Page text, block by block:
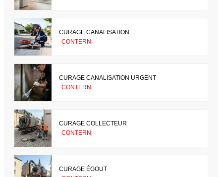
CURAGE CANALISATION
CONTERN
CURAGE CANALISATION URGENT
CONTERN
CURAGE COLLECTEUR
CONTERN
CURAGE ÉGOUT